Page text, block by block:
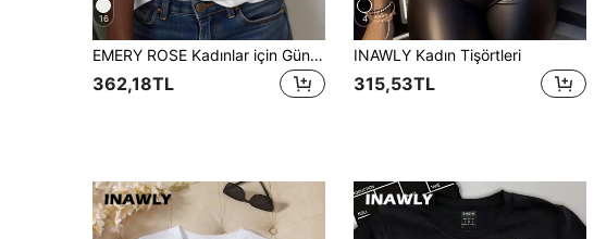
16
EMERY ROSE Kadınlar için Günlük Yuvarlak Yakalı Yavru Köpek Doodle Baskılı Kısa Kollu Tişört, Yaz İçin Çok Yönlü
362,18TL
4
INAWLY Kadın Tişörtleri
315,53TL